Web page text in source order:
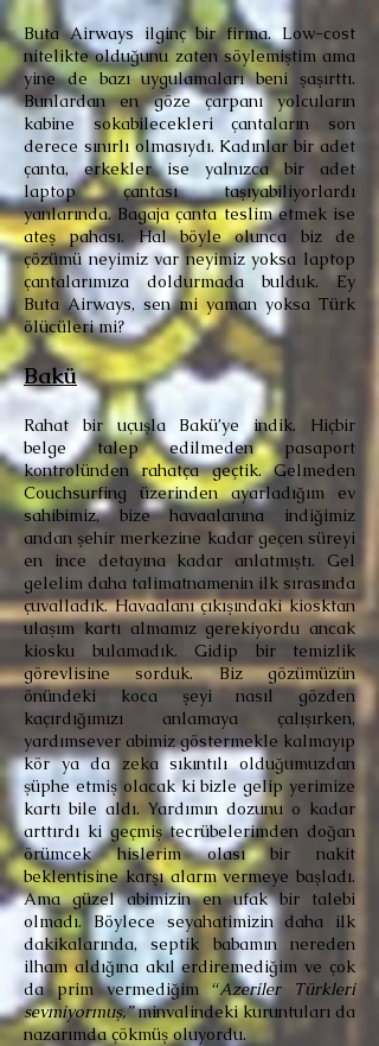
Buta Airways ilginç bir firma. Low-cost
nitelikte olduğunu zaten söylemiştim ama
yine de bazı uygulamaları beni şaşırttı.
Bunlardan en göze çarpanı yolcuların
kabine sokabilecekleri çantaların son
derece sınırlı olmasıydı. Kadınlar bir adet
çanta, erkekler ise yalnızca bir adet
laptop çantası taşıyabiliyorlardı
yanlarında. Bagaja çanta teslim etmek ise
ateş pahası. Hal böyle olunca biz de
çözümü neyimiz var neyimiz yoksa laptop
çantalarımıza doldurmada bulduk. Ey
Buta Airways, sen mi yaman yoksa Türk
ölücüleri mi?
Bakü
Rahat bir uçuşla Bakü’ye indik. Hiçbir
belge talep edilmeden pasaport
kontrolünden rahatça geçtik. Gelmeden
Couchsurfing üzerinden ayarladığım ev
sahibimiz, bize havaalanına indiğimiz
andan şehir merkezine kadar geçen süreyi
en ince detayına kadar anlatmıştı. Gel
gelelim daha talimatnamenin ilk sırasında
çuvalladık. Havaalanı çıkışındaki kiosktan
ulaşım kartı almamız gerekiyordu ancak
kiosku bulamadık. Gidip bir temizlik
görevlisine sorduk. Biz gözümüzün
önündeki koca şeyi nasıl gözden
kaçırdığımızı anlamaya çalışırken,
yardımsever abimiz göstermekle kalmayıp
kör ya da zeka sıkıntılı olduğumuzdan
şüphe etmiş olacak ki bizle gelip yerimize
kartı bile aldı. Yardımın dozunu o kadar
arttırdı ki geçmiş tecrübelerimden doğan
örümcek hislerim olası bir nakit
beklentisine karşı alarm vermeye başladı.
Ama güzel abimizin en ufak bir talebi
olmadı. Böylece seyahatimizin daha ilk
dakikalarında, septik babamın nereden
ilham aldığına akıl erdiremediğim ve çok
da prim vermediğim “Azeriler Türkleri
sevmiyormuş,”minvalindeki kuruntuları da
nazarımda çökmüş oluyordu.